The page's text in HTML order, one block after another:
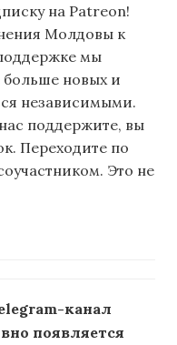
на Patreon!
Молдовы к
мы
новых и
независимыми.
поддержите, вы
Переходите по
Это не
канал
появляется